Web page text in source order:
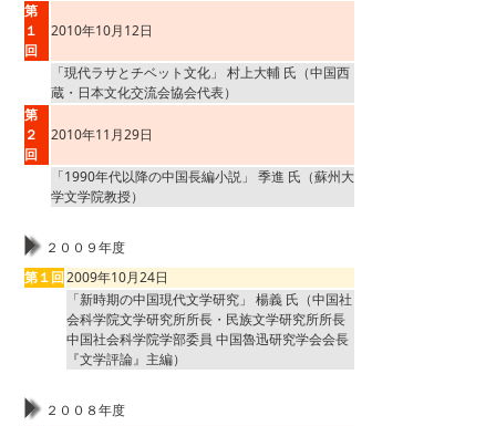
第
１
回
2010年10月12日
「現代ラサとチベット文化」 村上大輔 氏（中国西
蔵・日本文化交流会協会代表）
第
２
回
2010年11月29日
「1990年代以降の中国長編小説」 季進 氏（蘇州大
学文学院教授）
２００９年度
第１回2009年10月24日
「新時期の中国現代文学研究」 楊義 氏（中国社
会科学院文学研究所所長・民族文学研究所所長
中国社会科学院学部委員 中国魯迅研究学会会長
『文学評論』主編）
２００８年度